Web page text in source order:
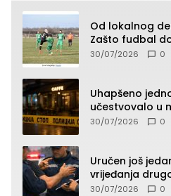
Od lokalnog
Zašto fudbal
klađenjem
30/07/2026 0
Uhapšeno
učestvovalo u
maloljetnik
30/07/2026 0
Uručen još
vrijeđanja
Zvornika
30/07/2026 0